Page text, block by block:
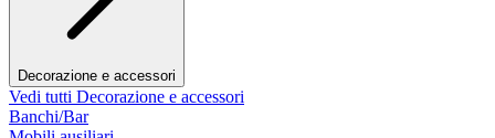
Decorazione e accessori
Vedi tutti Decorazione e accessori
Banchi/Bar